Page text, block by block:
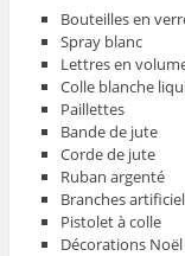
Bouteilles en
Spray blanc
Lettres en
Colle blanche
Paillettes
Bande de jute
Corde de jute
Ruban argenté
Branches
Pistolet à colle
Décorations Noël